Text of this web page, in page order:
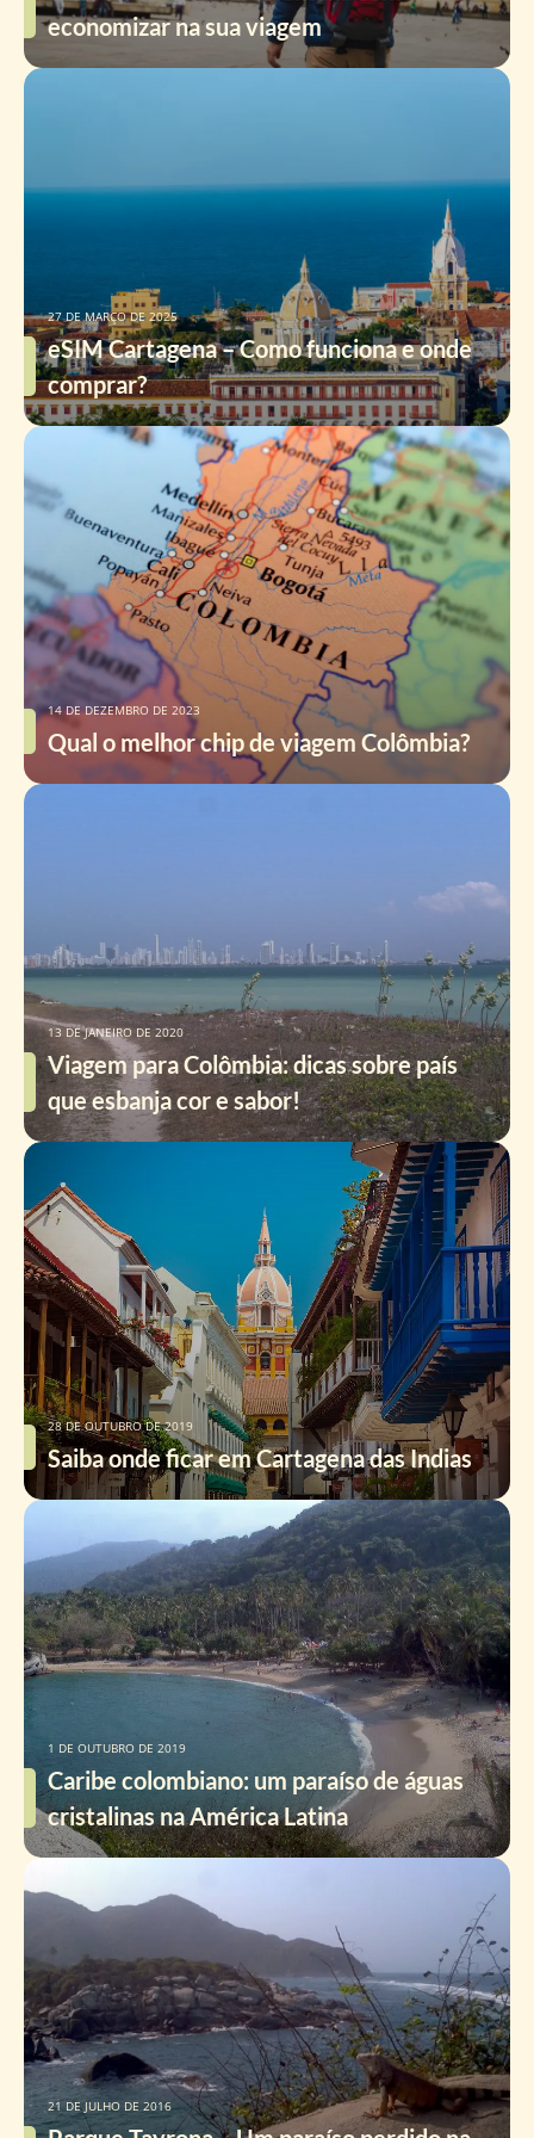
economizar na sua viagem
eSIM Cartagena – Como funciona e onde
comprar?
27 DE MARÇO DE 2025
Qual o melhor chip de viagem Colômbia?
14 DE DEZEMBRO DE 2023
Viagem para Colômbia: dicas sobre país
que esbanja cor e sabor!
13 DE JANEIRO DE 2020
Saiba onde ficar em Cartagena das Indias
28 DE OUTUBRO DE 2019
Caribe colombiano: um paraíso de águas
cristalinas na América Latina
1 DE OUTUBRO DE 2019
21 DE JULHO DE 2016